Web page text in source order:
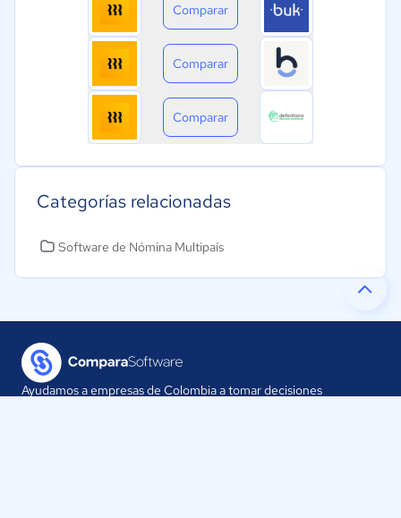
Comparar
Comparar
Comparar
Categorías relacionadas
Software de Nómina Multipaís
Ayudamos a empresas de Colombia a tomar decisiones